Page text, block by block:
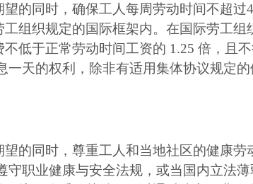
的同时，确保工人每周劳动时间不超
组织规定的国际框架内。在国际劳工
低于正常劳动时间工资的 1.25 倍，且
天的权利，除非有适用集体协议规定的
的同时，尊重工人和当地社区的健康
职业健康与安全法规，或当国内立法